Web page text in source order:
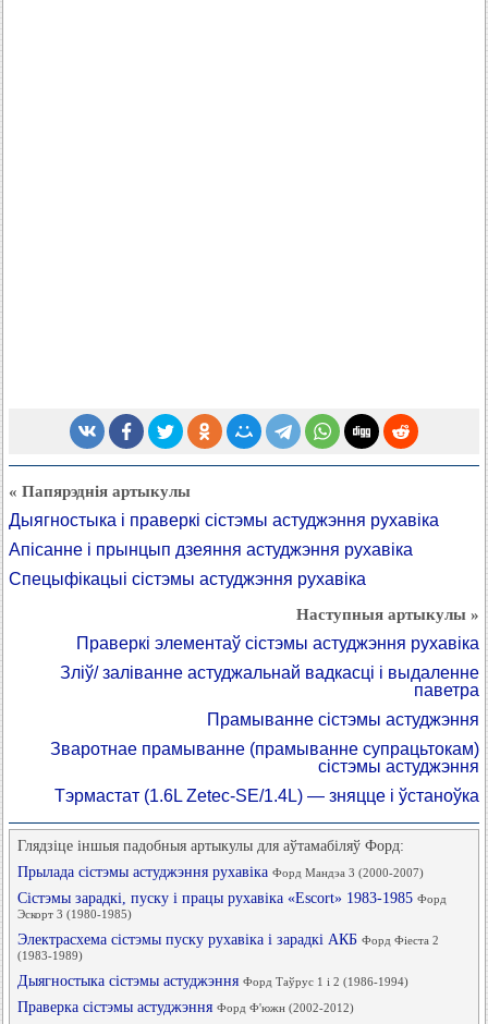
« Папярэднія артыкулы
Дыягностыка і праверкі сістэмы астуджэння рухавіка
Апісанне і прынцып дзеяння астуджэння рухавіка
Спецыфікацыі сістэмы астуджэння рухавіка
Наступныя артыкулы »
Праверкі элементаў сістэмы астуджэння рухавіка
Зліў/ заліванне астуджальнай вадкасці і выдаленне
паветра
Прамыванне сістэмы астуджэння
Зваротнае прамыванне (прамыванне супрацьтокам)
сістэмы астуджэння
Тэрмастат (1.6L Zetec-SE/1.4L) — зняцце і ўстаноўка
Глядзіце іншыя падобныя артыкулы для аўтамабіляў Форд:
Прылада сістэмы астуджэння рухавіка Форд Мандэа 3 (2000-2007)
Сістэмы зарадкі, пуску і працы рухавіка «Escort» 1983-1985 Форд
Эскорт 3 (1980-1985)
Электрасхема сістэмы пуску рухавіка і зарадкі АКБ Форд Фіеста 2
(1983-1989)
Дыягностыка сістэмы астуджэння Форд Таўрус 1 і 2 (1986-1994)
Праверка сістэмы астуджэння Форд Ф'южн (2002-2012)